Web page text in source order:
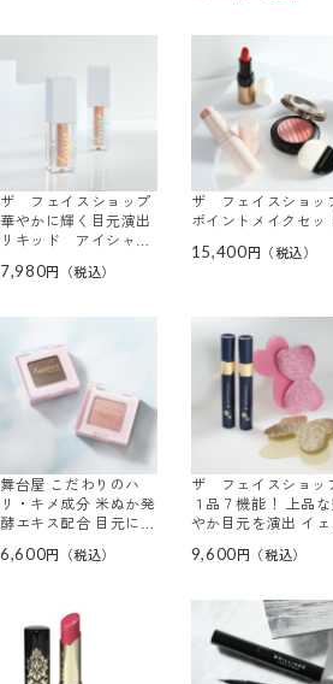
ザ フェイスショップ
華やかに輝く目元演出
リキッド アイシャド
ット
7,980
ザ フェイスショッ
ポイントメイクセッ
15,400
舞台屋 こだわりのハ
リ・キメ成分 米ぬか発
酵エキス配合 目元に輝
ＡＨＡＮＡ フェイスカ
6,600
ザ フェイスショッ
１品７機能！ 上品
やか目元を演出 イェ
カラ ＥＸ ２本特別
9,600